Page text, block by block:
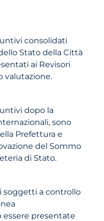
consolidati
Stato della Città
ai Revisori
valutazione.
dopo la
sono
Prefettura e
del Sommo
di Stato.
soggetti a controllo
presentate